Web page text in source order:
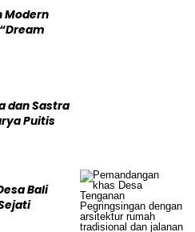
Modern
dan Sastra
Puitis
Bali